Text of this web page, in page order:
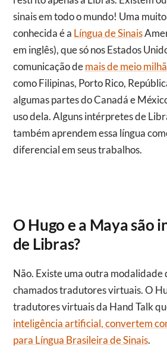
sinais em todo o mundo! Uma
conhecida é a Língua de Sinais
em inglês), que só nos Estados
comunicaçãodemais de meio
como Filipinas, Porto Rico,
algumas partes do Canadá e
uso dela. Alguns intérpretes de
também aprendem essa língua
diferencial em seus trabalhos.
O Hugo e a Maya são
de Libras?
Não. Existe uma outra modalidade de tradutores,
chamados tradutores virtuais. O
tradutores virtuais da Hand Talk
inteligência artificial, convertem
para Língua Brasileira de Sinais.